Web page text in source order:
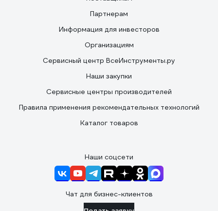
Партнерам
Информация для инвесторов
Организациям
Сервисный центр ВсеИнструменты.ру
Наши закупки
Сервисные центры производителей
Правила применения рекомендательных технологий
Каталог товаров
Наши соцсети
Чат для бизнес-клиентов